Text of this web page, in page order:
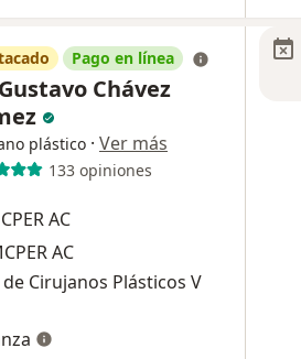
Pago en línea
Chávez
plástico · Ver más
133 opiniones
AC
AC
Cirujanos Plásticos V